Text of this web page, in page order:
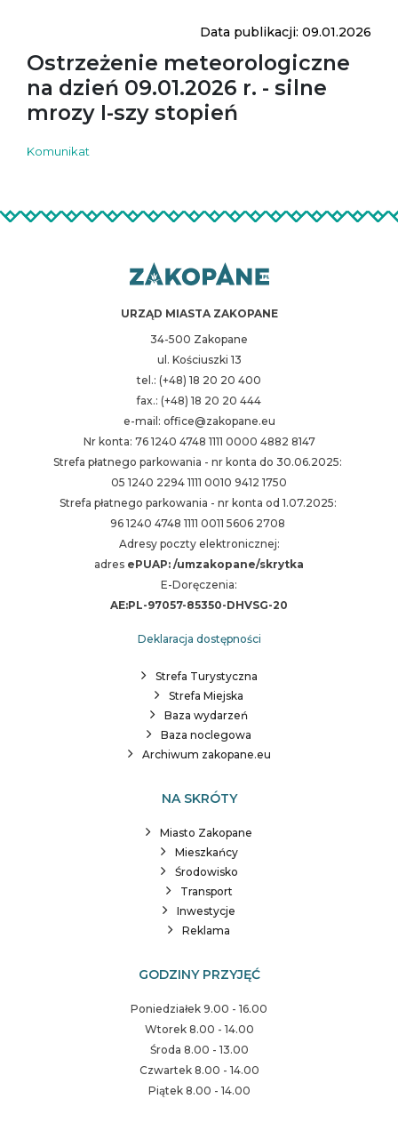
Data publikacji: 09.01.2026
Ostrzeżenie meteorologiczne
na dzień 09.01.2026 r. - silne
mrozy I-szy stopień
Komunikat
URZĄD MIASTA ZAKOPANE
34-500 Zakopane
ul. Kościuszki 13
tel.: (+48) 18 20 20 400
fax.: (+48) 18 20 20 444
e-mail: office@zakopane.eu
Nr konta: 76 1240 4748 1111 0000 4882 8147
Strefa płatnego parkowania - nr konta do 30.06.2025:
05 1240 2294 1111 0010 9412 1750
Strefa płatnego parkowania - nr konta od 1.07.2025:
96 1240 4748 1111 0011 5606 2708
Adresy poczty elektronicznej:
adres ePUAP: /umzakopane/skrytka
E-Doręczenia:
AE:PL-97057-85350-DHVSG-20
Deklaracja dostępności
Strefa Turystyczna
Strefa Miejska
Baza wydarzeń
Baza noclegowa
Archiwum zakopane.eu
NA SKRÓTY
Miasto Zakopane
Mieszkańcy
Środowisko
Transport
Inwestycje
Reklama
GODZINY PRZYJĘĆ
Poniedziałek 9.00 - 16.00
Wtorek 8.00 - 14.00
Środa 8.00 - 13.00
Czwartek 8.00 - 14.00
Piątek 8.00 - 14.00